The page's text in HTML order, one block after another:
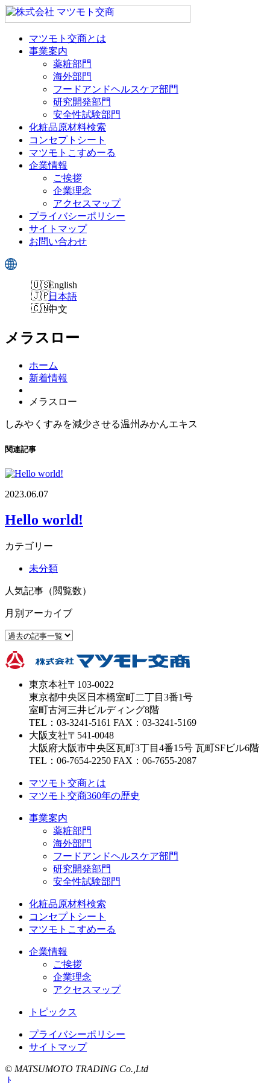
マツモト交商とは
事業案内
薬粧部門
海外部門
フードアンドヘルスケア部門
研究開発部門
安全性試験部門
化粧品原材料検索
コンセプトシート
マツモトこすめーる
企業情報
ご挨拶
企業理念
アクセスマップ
プライバシーポリシー
サイトマップ
お問い合わせ
English
日本語
中文
メラスロー
ホーム
新着情報
メラスロー
しみやくすみを減少させる温州みかんエキス
関連記事
2023.06.07
Hello world!
カテゴリー
未分類
人気記事（閲覧数）
月別アーカイブ
東京本社〒103-0022
東京都中央区日本橋室町二丁目3番1号
室町古河三井ビルディング8階
TEL：03-3241-5161 FAX：03-3241-5169
大阪支社〒541-0048
大阪府大阪市中央区瓦町3丁目4番15号 瓦町SFビル6階
TEL：06-7654-2250 FAX：06-7655-2087
マツモト交商とは
マツモト交商360年の歴史
事業案内
薬粧部門
海外部門
フードアンドヘルスケア部門
研究開発部門
安全性試験部門
化粧品原材料検索
コンセプトシート
マツモトこすめーる
企業情報
ご挨拶
企業理念
アクセスマップ
トピックス
プライバシーポリシー
サイトマップ
© MATSUMOTO TRADING Co.,Ltd